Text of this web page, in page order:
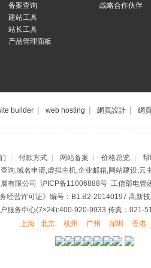
备案查询
建站工具
站长工具
产品管理面板
战略合作伙伴
builder | web hosting | 網頁設計 | 網
| 付款方式 | 网站备案 | 价格总览 | 帮
询,域名申请,虚拟主机,企业邮箱,网站建设,云
有限公司 沪ICP备11006888号 工信部电管
经营许可证》编号：B1.B2-20140197 高新
服务中心(7×24):400-920-9933 传真：021-
上海
北京 杭州 广州 深圳 香港